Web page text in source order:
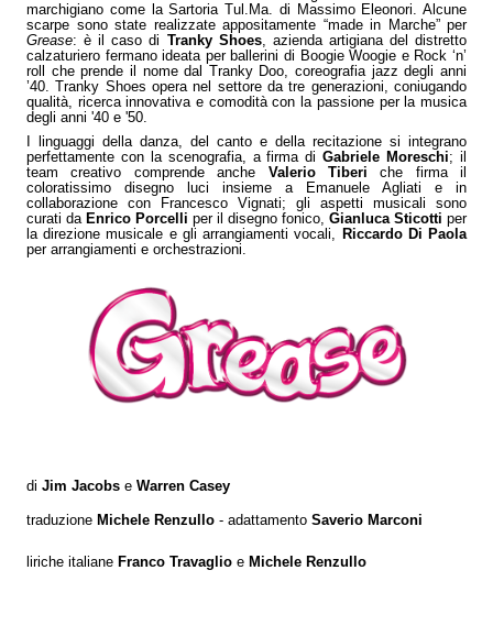
marchigiano come la Sartoria Tul.Ma. di Massimo Eleonori. Alcune
scarpe sono state realizzate appositamente “made in Marche” per
Grease: è il caso di Tranky Shoes, azienda artigiana del distretto
calzaturiero fermano ideata per ballerini di Boogie Woogie e Rock ‘n’
roll che prende il nome dal Tranky Doo, coreografia jazz degli anni
’40. Tranky Shoes opera nel settore da tre generazioni, coniugando
qualità, ricerca innovativa e comodità con la passione per la musica
degli anni '40 e '50.
I linguaggi della danza, del canto e della recitazione si integrano
perfettamente con la scenografia, a firma diGabriele Moreschi; il
team creativo comprende anche Valerio Tiberi che firma il
coloratissimo disegno luci insieme a Emanuele Agliati e in
collaborazione con Francesco Vignati; gli aspetti musicali sono
curati da Enrico Porcelli per il disegno fonico, Gianluca Sticotti per
la direzione musicale e gli arrangiamenti vocali,
Riccardo Di Paola
per arrangiamenti e orchestrazioni.
di Jim Jacobs e Warren Casey
traduzione Michele Renzullo - adattamento Saverio Marconi
liriche italiane Franco Travaglio e Michele Renzullo